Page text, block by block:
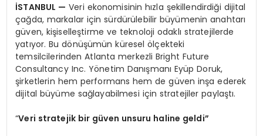
İSTANBUL — Veri ekonomisinin hızla şekillendirdiği dijital
çağda, markalar için sürdürülebilir büyümenin anahtarı
güven, kişiselleştirme ve teknoloji odaklı stratejilerde
yatıyor. Bu dönüşümün küresel ölçekteki
temsilcilerinden Atlanta merkezli Bright Future
Consultancy Inc. Yönetim Danışmanı Eyüp Doruk,
şirketlerin hem performans hem de güven inşa ederek
dijital büyüme sağlayabilmesi için stratejiler paylaştı.
“Veri stratejik bir güven unsuru haline geldi”